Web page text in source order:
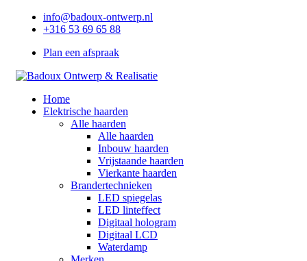
info@badoux-ontwerp.nl
+316 53 69 65 88
Plan een afspraak
Home
Elektrische haarden
Alle haarden
Alle haarden
Inbouw haarden
Vrijstaande haarden
Vierkante haarden
Brandertechnieken
LED spiegelas
LED linteffect
Digitaal hologram
Digitaal LCD
Waterdamp